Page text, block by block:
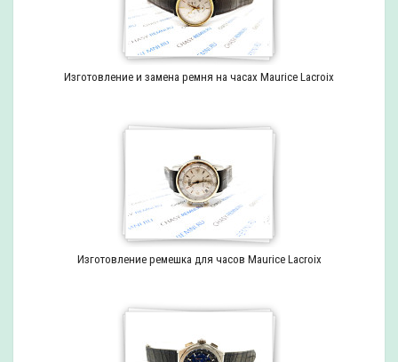
Изготовление и замена ремня на часах Maurice Lacroix
Изготовление ремешка для часов Maurice Lacroix